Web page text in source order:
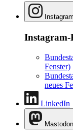
Instagram
Instagram-
Fenster)
neues
LinkedIn
Mastodon